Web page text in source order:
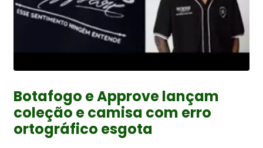
Botafogo e Approve lançam
coleção e camisa com erro
ortográfico esgota